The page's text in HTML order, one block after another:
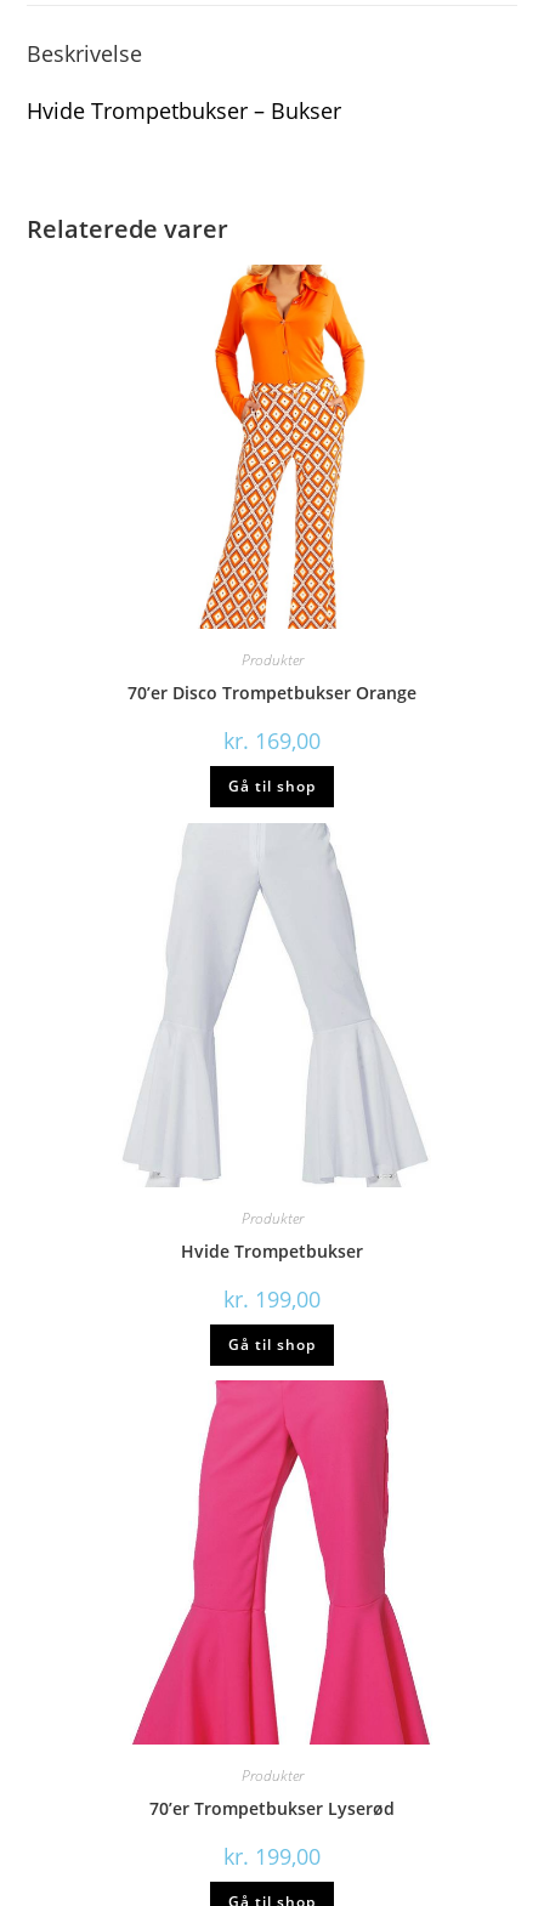
Beskrivelse
Hvide Trompetbukser – Bukser
Relaterede varer
Produkter
70’er Disco Trompetbukser Orange
kr. 169,00
Gå til shop
Produkter
Hvide Trompetbukser
kr. 199,00
Gå til shop
Produkter
70’er Trompetbukser Lyserød
kr. 199,00